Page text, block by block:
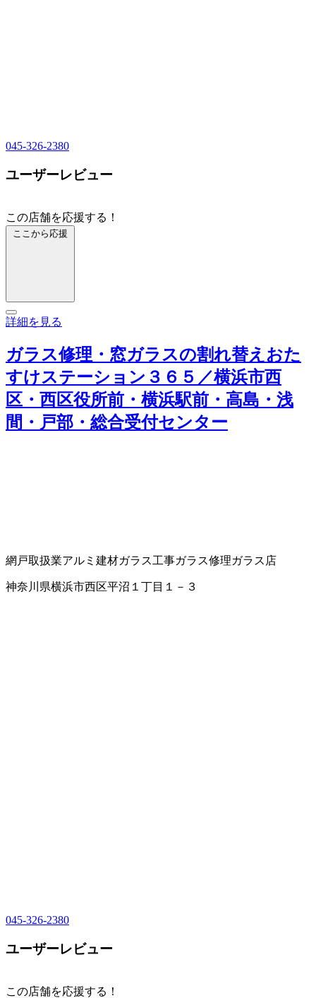
045-326-2380
ユーザーレビュー
この店舗を応援する！
ここから応援
詳細を見る
ガラス修理・窓ガラスの割れ替えおた
すけステーション３６５／横浜市西
区・西区役所前・横浜駅前・高島・浅
間・戸部・総合受付センター
網戸取扱業アルミ建材ガラス工事ガラス修理ガラス店
神奈川県横浜市西区平沼１丁目１－３
045-326-2380
ユーザーレビュー
この店舗を応援する！